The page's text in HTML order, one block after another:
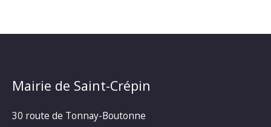
Mairie de Saint-Crépin
30 route de Tonnay-Boutonne